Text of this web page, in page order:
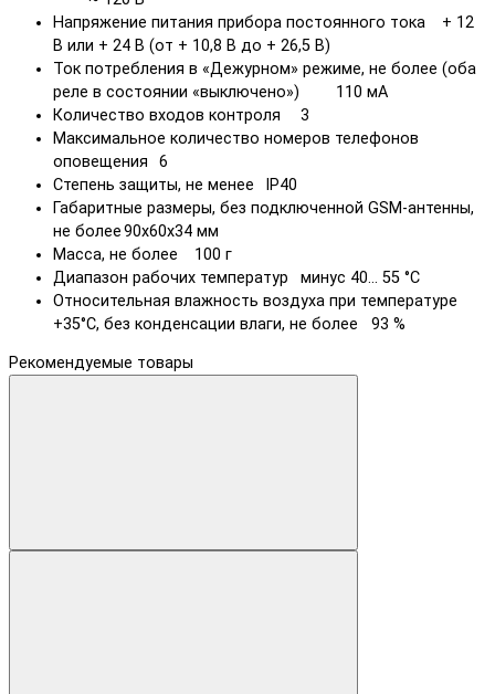
Напряжение питания прибора постоянного тока
+ 12
В или + 24 В (от + 10,8 В до + 26,5 В)
Ток потребления в «Дежурном» режиме, не более (оба
реле в состоянии «выключено»)
110 мА
Количество входов контроля
3
Максимальное количество номеров телефонов
оповещения
6
Степень защиты, не менее
IP40
Габаритные размеры, без подключенной GSM-антенны,
не более90x60x34 мм
Масса, не более
100 г
Диапазон рабочих температур
минус 40… 55 °С
Относительная влажность воздуха при температуре
+35°С, без конденсации влаги, не более
93 %
Рекомендуемые товары